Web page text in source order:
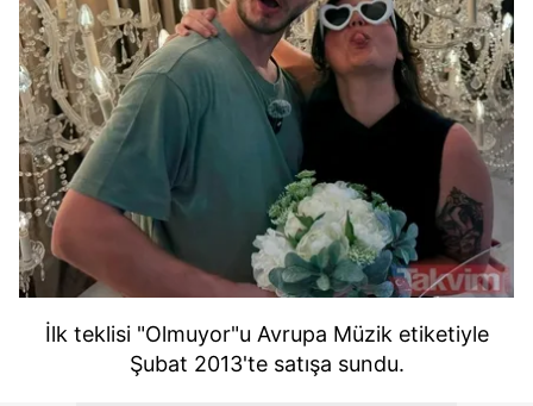
İlk teklisi "Olmuyor"u Avrupa Müzik etiketiyle
Şubat 2013'te satışa sundu.